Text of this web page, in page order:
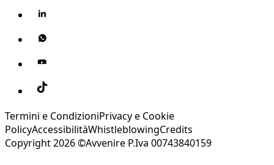
Termini e CondizioniPrivacy e Cookie
PolicyAccessibilitàWhistleblowingCredits
Copyright 2026 ©Avvenire P.Iva 00743840159